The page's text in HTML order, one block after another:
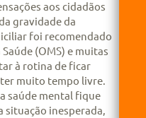
aos cidadãos
gravidade da
foi recomendado
(OMS) e muitas
à rotina de ficar
muito tempo livre.
saúde mental fique
situação inesperada,